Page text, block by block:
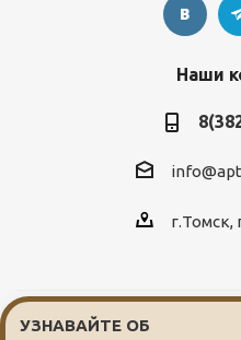
Наши
г.Томск,
УЗНАВАЙТЕ ОБ